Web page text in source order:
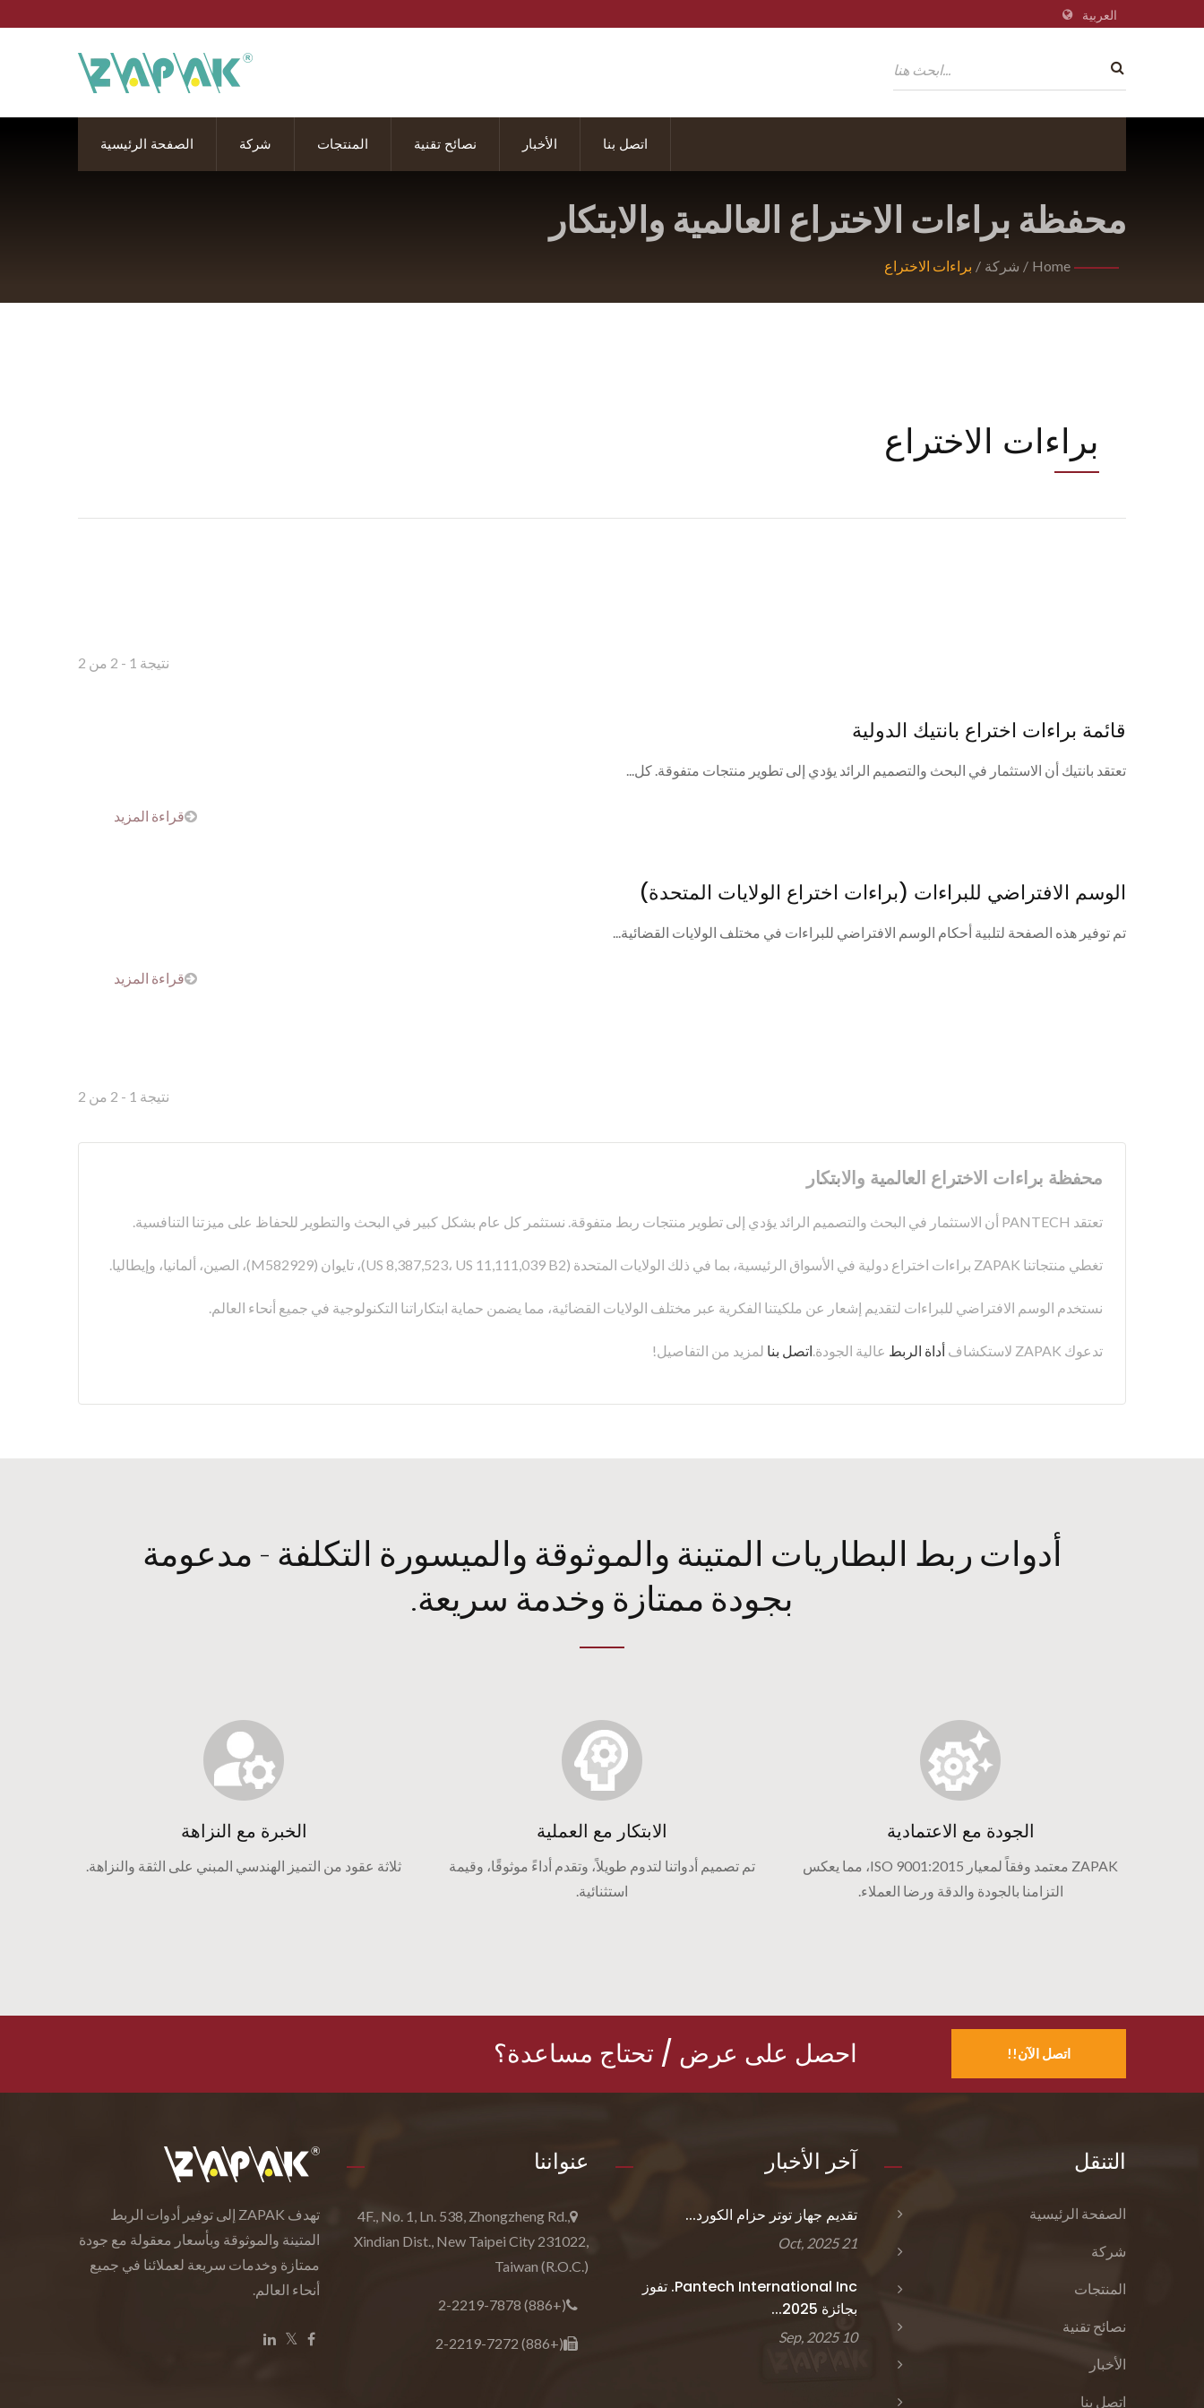
العربية
الصفحة الرئيسية شركة المنتجات نصائح تقنية الأخبار اتصل بنا
محفظة براءات الاختراع العالمية والابتكار
Home
/ شركة / براءات الاختراع
براءات الاختراع
نتيجة 1 - 2 من 2
قائمة براءات اختراع بانتيك الدولية
تعتقد بانتيك أن الاستثمار في البحث والتصميم الرائد يؤدي إلى تطوير منتجات متفوقة. كل...
قراءة المزيد
الوسم الافتراضي للبراءات (براءات اختراع الولايات المتحدة)
تم توفير هذه الصفحة لتلبية أحكام الوسم الافتراضي للبراءات في مختلف الولايات القضائية...
قراءة المزيد
نتيجة 1 - 2 من 2
محفظة براءات الاختراع العالمية والابتكار
تعتقد PANTECH أن الاستثمار في البحث والتصميم الرائد يؤدي إلى تطوير منتجات ربط متفوقة. نستثمر كل عام بشكل كبير في البحث والتطوير للحفاظ على ميزتنا التنافسية.
تغطي منتجاتنا ZAPAK براءات اختراع دولية في الأسواق الرئيسية، بما في ذلك الولايات المتحدة (US 8,387,523، US 11,111,039 B2)، تايوان (M582929)، الصين، ألمانيا، وإيطاليا.
نستخدم الوسم الافتراضي للبراءات لتقديم إشعار عن ملكيتنا الفكرية عبر مختلف الولايات القضائية، مما يضمن حماية ابتكاراتنا التكنولوجية في جميع أنحاء العالم.
تدعوك ZAPAK لاستكشاف أداة الربط عالية الجودة.اتصل بنا لمزيد من التفاصيل!
أدوات ربط البطاريات المتينة والموثوقة والميسورة التكلفة - مدعومة
بجودة ممتازة وخدمة سريعة.
الخبرة مع النزاهة
ثلاثة عقود من التميز الهندسي المبني على الثقة والنزاهة.
الابتكار مع العملية
تم تصميم أدواتنا لتدوم طويلاً، وتقدم أداءً موثوقًا، وقيمة
استثنائية.
الجودة مع الاعتمادية
ZAPAK معتمد وفقاً لمعيار ISO 9001:2015، مما يعكس
التزامنا بالجودة والدقة ورضا العملاء.
احصل على عرض / تحتاج مساعدة؟ اتصل الآن!!
تهدف ZAPAK إلى توفير أدوات الربط
المتينة والموثوقة وبأسعار معقولة مع جودة
ممتازة وخدمات سريعة لعملائنا في جميع
أنحاء العالم.
عنواننا
4F., No. 1, Ln. 538, Zhongzheng Rd.,
Xindian Dist., New Taipei City 231022,
Taiwan (R.O.C.)
(+886) 2-2219-7878
(+886) 2-2219-7272
آخر الأخبار
تقديم جهاز توتر حزام الكورد...
21 Oct, 2025
Pantech International Inc. تفوز
بجائزة 2025...
10 Sep, 2025
التنقل
الصفحة الرئيسية
شركة
المنتجات
نصائح تقنية
الأخبار
اتصل بنا